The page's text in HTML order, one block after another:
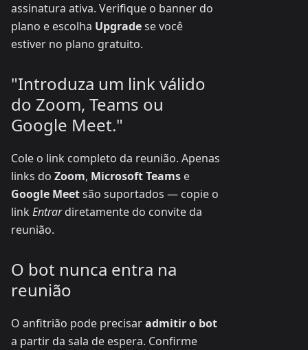
assinatura ativa. Verifique o banner do
plano e escolha Upgradese você
estiver no plano gratuito.
"Introduza um link válido
do Zoom, Teams ou
Google Meet."
Cole o link completo da reunião. Apenas
links do Zoom, Microsoft Teams e
Google Meetsão suportados — copie o
link Entrardiretamente do convite da
reunião.
O bot nunca entra na
reunião
O anfitrião pode precisaradmitir o bot
a partir da sala de espera. Confirme